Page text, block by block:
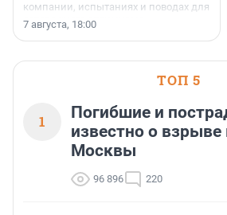
компании, испытаниях и поводах для
осторожного оптимизма.
7 августа, 18:00
ТОП 5
1
Погибшие и
известно о взрыве
Москвы
96 896 220